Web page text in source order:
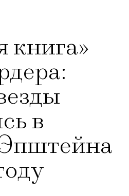
книга»
в